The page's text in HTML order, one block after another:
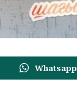
Whatsapp